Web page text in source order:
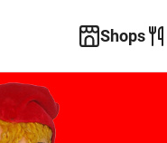
Shops